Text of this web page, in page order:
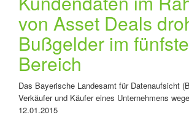
von Asset Deals
Bußgelder im
Bereich
Das Bayerische Landesamt für Datenaufsicht
Verkäufer und Käufer eines Unternehmens
12.01.2015